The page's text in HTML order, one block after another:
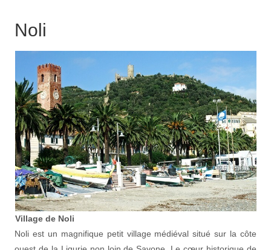
Noli
Village de Noli
Noli est un magnifique petit village médiéval situé sur la côte